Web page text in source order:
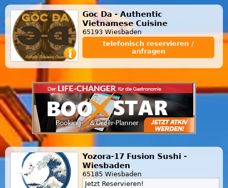
Goc Da - Authentic
Vietnamese Cuisine
65193 Wiesbaden
telefonisch reservieren /
anfragen
Yozora-17 Fusion Sushi -
Wiesbaden
65185 Wiesbaden
Jetzt Reservieren!